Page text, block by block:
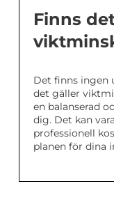
Finns
Det finns ingen
det gäller
en balanserad
dig. Det kan
professionell
planen för dina